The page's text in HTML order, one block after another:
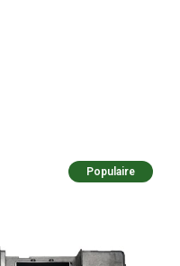
Populaire